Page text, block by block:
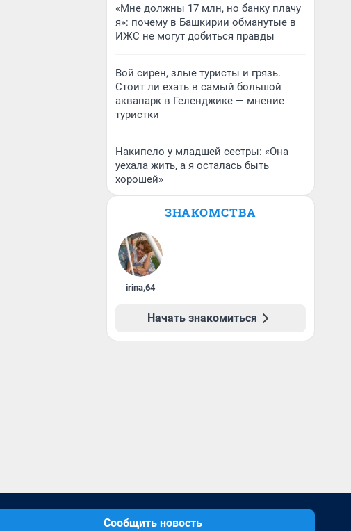
«Мне должны 17 млн, но банку плачу
я»: почему в Башкирии обманутые в
ИЖС не могут добиться правды
Вой сирен, злые туристы и грязь.
Стоит ли ехать в самый большой
аквапарк в Геленджике — мнение
туристки
Накипело у младшей сестры: «Она
уехала жить, а я осталась быть
хорошей»
ЗНАКОМСТВА
irina,64
Начать знакомиться
Сообщить новость